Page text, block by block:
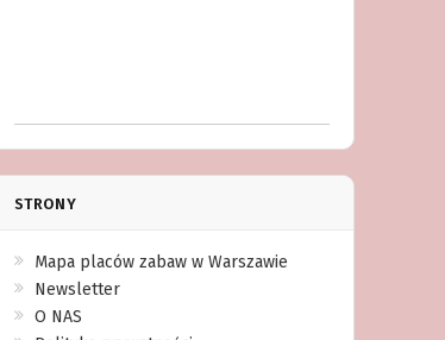
STRONY
Mapa placów zabaw w Warszawie
Newsletter
O NAS